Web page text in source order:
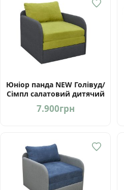
Юніор панда NEW Голівуд/
Сімпл салатовий дитячий
диван від Мебель-Сервіс
Україна
7.900грн